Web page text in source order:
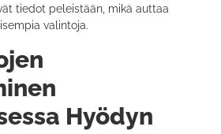
tiedot peleistään, mikä auttaa
valintoja.
Hyödyn